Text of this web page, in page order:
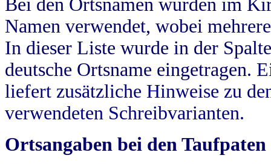
Bei den Ortsnamen wurden im
Namen verwendet, wobei
In dieser Liste wurde in der
deutsche Ortsname eingetragen.
liefert zusätzliche Hinweise zu
verwendeten Schreibvarianten.
Ortsangaben bei den Taufpaten